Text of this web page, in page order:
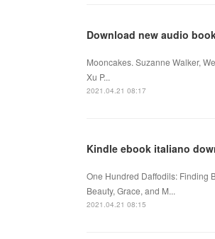
Download new audio
Mooncakes. Suzanne Walker,
Xu P...
2021.04.21 08:17
Kindle ebook italiano
One Hundred Daffodils: Finding
Beauty, Grace, and M...
2021.04.21 08:15